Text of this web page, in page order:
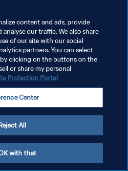
سياسة الخصوصية
إدارة تفضيلات ملفات تعريف الارتباط
content and ads, provide
analyse our traffic. We also share
of our site with our social
partners. You can select
clicking on the buttons on the
or share my personal
Protection Portal
Center
All
with that